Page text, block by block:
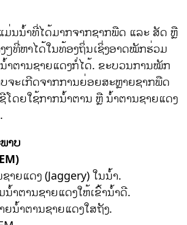
ນນໍ້າທີ່ໄດ້ມາກຈາກຊາກພືດ ແລະ ສັດ ຫຼື
ໆທີ່ຫາໄດ້ໃນທ້ອງຖິ່ນເຊິ່ງອາດໝັກຮ່ວມ
າຕານຊາຍແດງກໍ່ໄດ້. ຂະບວນການໝັກ
ຈະເກີດຈາກການຍ່ອຍສະຫຼາຍຊາກພືດ
ດຍໃຊ້ກາກນ້ໍາຕານ ຫຼື ນ້ໍາຕານຊາຍແດງ
າບ
າຍແດງ (Jaggery) ໃນນໍ້າ.
າຕານຊາຍແດງໃຫ້ເຂົ້ານໍ້າດີ.
ນ້ໍາຕານຊາຍແດງໃສຖັງ.